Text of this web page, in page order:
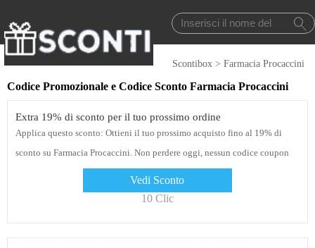
Scontibox > Farmacia Procaccini
Codice Promozionale e Codice Sconto Farmacia Procaccini
Extra 19% di sconto per il tuo prossimo ordine
Applica questo sconto: Ottieni il tuo prossimo acquisto fino al 19% di
sconto su Farmacia Procaccini. Non perdere oggi, nessun codice coupon
Vedi Sconto
10 Clic